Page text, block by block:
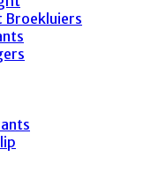
Broekluiers